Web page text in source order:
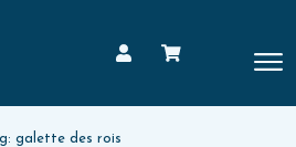
galette des rois